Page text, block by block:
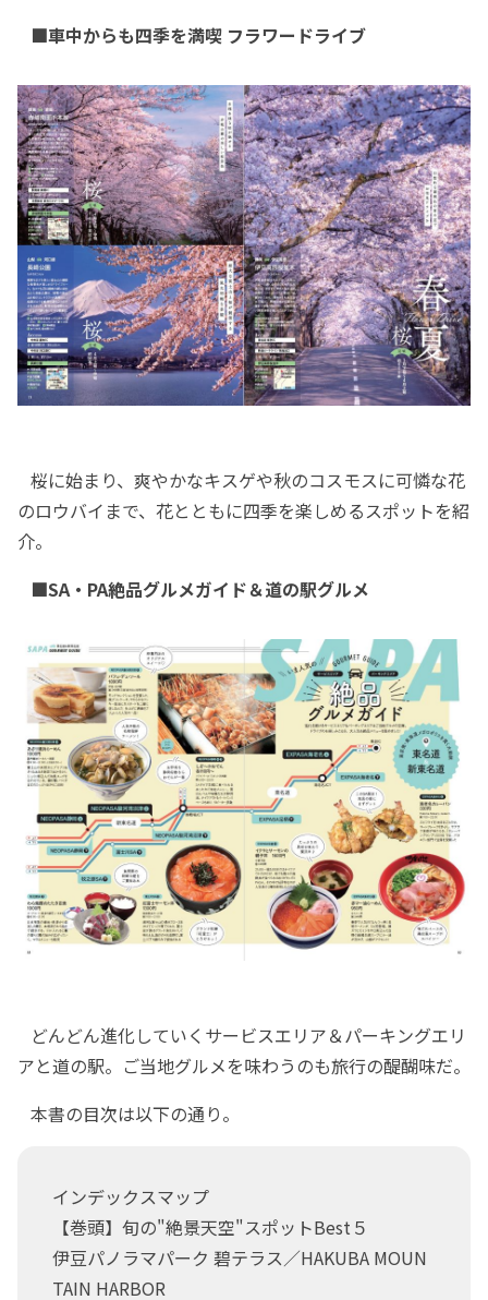
■車中からも四季を満喫 フラワードライブ
桜に始まり、爽やかなキスゲや秋のコスモスに可憐な花
のロウバイまで、花とともに四季を楽しめるスポットを紹
介。
■SA・PA絶品グルメガイド＆道の駅グルメ
どんどん進化していくサービスエリア＆パーキングエリ
アと道の駅。ご当地グルメを味わうのも旅行の醍醐味だ。
本書の目次は以下の通り。
インデックスマップ
【巻頭】旬の"絶景天空"スポットBest５
伊豆パノラマパーク 碧テラス／HAKUBA MOUN
TAIN HARBOR